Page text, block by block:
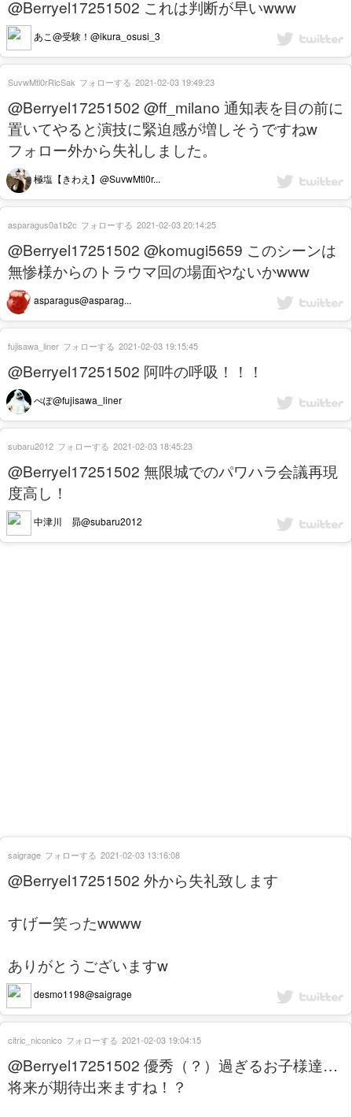
@Berryel17251502 これは判断が早いwww
あこ@受験！@ikura_osusi_3
@Berryel17251502 @ff_milano 通知表を目の前に
置いてやると演技に緊迫感が増しそうですねw
フォロー外から失礼しました。
極塩【きわえ】@SuvwMtl0r...
SuvwMtl0rRlcSak フォローする 2021-02-03 19:49:23
@Berryel17251502 @komugi5659 このシーンは
無惨様からのトラウマ回の場面やないかwww
asparagus@asparag...
asparagus0a1b2c フォローする 2021-02-03 20:14:25
@Berryel17251502 阿吽の呼吸！！！
ぺぽ@fujisawa_liner
fujisawa_liner フォローする 2021-02-03 19:15:45
@Berryel17251502 無限城でのパワハラ会議再現
度高し！
中津川 昴@subaru2012
subaru2012 フォローする 2021-02-03 18:45:23
@Berryel17251502 外から失礼致します
すげー笑ったwwww
ありがとうございますw
desmo1198@saigrage
saigrage フォローする 2021-02-03 13:16:08
@Berryel17251502 優秀（？）過ぎるお子様達…
将来が期待出来ますね！？
citric_niconico フォローする 2021-02-03 19:04:15